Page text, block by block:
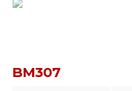
BM307